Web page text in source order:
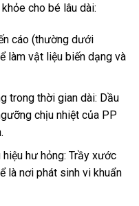
cho bé lâu dài:
cáo (thường dưới
làm vật liệu biến dạng và
trong thời gian dài: Dầu
chịu nhiệt của PP
hư hỏng: Trầy xước
là nơi phát sinh vi khuẩn